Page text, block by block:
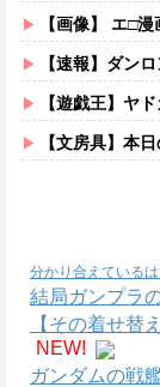
【画像】 エ□
【速報】ダン
【遊戯王】ヤ
【文房具】本
分かり合えている
結局ガンプラ
【その着せ替
NEW!
ガンダムの戦